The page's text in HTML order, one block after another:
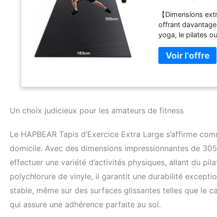
【Dimensions
offrant
yoga, le pilates
design double
reste en place
Fabriqué avec
articulations,
l'exercice. 【
partir de
seulement cela
substances
rendre votre
sac de
d'emmener
sport, à
Un choix judicieux pour les amateurs de fitness
Le HAPBEAR Tapis d’Exercice Extra Large s’affirme
domicile. Avec des dimensions impressionnantes de
effectuer une variété d’activités physiques, allant du
polychlorure de vinyle, il garantit une durabilité
stable, même sur des surfaces glissantes telles que le
qui assure une adhérence parfaite au sol.